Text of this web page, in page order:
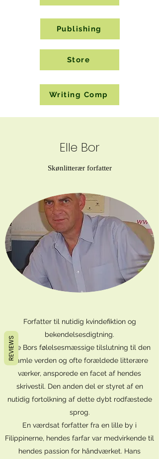
Publishing
Store
Writing Comp
Elle Bor
Skønlitterær forfatter
Forfatter til nutidig kvindefiktion og
bekendelsesdigtning.
Elle Bors følelsesmæssige tilslutning til den
gamle verden og ofte forældede litterære
værker, ansporede en facet af hendes
skrivestil. Den anden del er styret af en
nutidig fortolkning af dette dybt rodfæstede
sprog.
En værdsat forfatter fra en lille by i
Filippinerne, hendes farfar var medvirkende til
hendes passion for håndværket. Hans
REVIEWS